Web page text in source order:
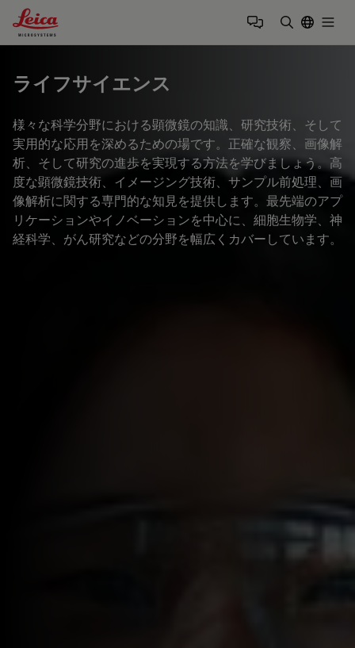
Leica Microsystems Logo
ライフサイエンス
様々な科学分野における顕微鏡の知識、研究技術、そして
実用的な応用を深めるための場です。正確な観察、画像解
析、そして研究の進歩を実現する方法を学びましょう。高
度な顕微鏡技術、イメージング技術、サンプル前処理、画
像解析に関する専門的な知見を提供します。最先端のアプ
リケーションやイノベーションを中心に、細胞生物学、神
経科学、がん研究などの分野を幅広くカバーしています。